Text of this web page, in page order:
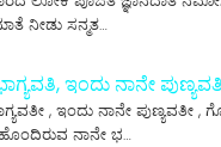
ನೀಡು ಸನ್ಮತ…
ಇಂದು ನಾನೇ ಪುಣ್ಯವತಿ
, ಇಂದು ನಾನೇ ಪುಣ್ಯವತೀ
ನಾನೇ ಭ…